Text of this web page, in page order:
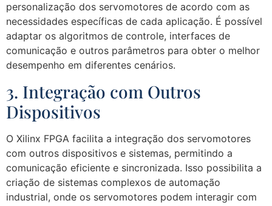
personalização dos servomotores de acordo com as
necessidades específicas de cada aplicação. É possível
adaptar os algoritmos de controle, interfaces de
comunicação e outros parâmetros para obter o melhor
desempenho em diferentes cenários.
3. Integração com Outros
Dispositivos
O Xilinx FPGA facilita a integração dos servomotores
com outros dispositivos e sistemas, permitindo a
comunicação eficiente e sincronizada. Isso possibilita a
criação de sistemas complexos de automação
industrial, onde os servomotores podem interagir com